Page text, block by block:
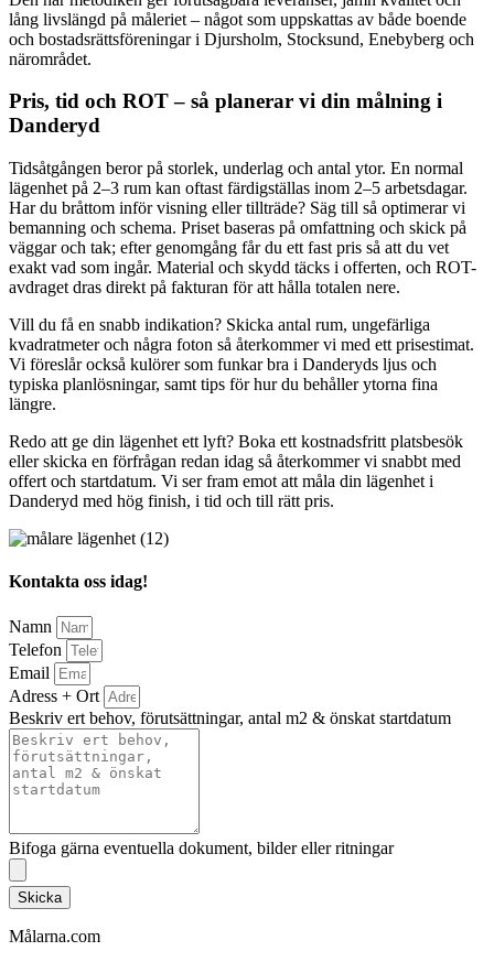
lång livslängd på måleriet – något som uppskattas av både boende
och bostadsrättsföreningar i Djursholm, Stocksund, Enebyberg och
närområdet.
Pris, tid och ROT – så planerar vi din målning i
Danderyd
Tidsåtgången beror på storlek, underlag och antal ytor. En normal
lägenhet på 2–3 rum kan oftast färdigställas inom 2–5 arbetsdagar.
Har du bråttom inför visning eller tillträde? Säg till så optimerar vi
bemanning och schema. Priset baseras på omfattning och skick på
väggar och tak; efter genomgång får du ett fast pris så att du vet
exakt vad som ingår. Material och skydd täcks i offerten, och ROT-
avdraget dras direkt på fakturan för att hålla totalen nere.
Vill du få en snabb indikation? Skicka antal rum, ungefärliga
kvadratmeter och några foton så återkommer vi med ett prisestimat.
Vi föreslår också kulörer som funkar bra i Danderyds ljus och
typiska planlösningar, samt tips för hur du behåller ytorna fina
längre.
Redo att ge din lägenhet ett lyft? Boka ett kostnadsfritt platsbesök
eller skicka en förfrågan redan idag så återkommer vi snabbt med
offert och startdatum. Vi ser fram emot att måla din lägenhet i
Danderyd med hög finish, i tid och till rätt pris.
Kontakta oss idag!
Namn
Telefon
Email
Adress + Ort
Beskriv ert behov, förutsättningar, antal m2 & önskat startdatum
Bifoga gärna eventuella dokument, bilder eller ritningar
Skicka
Målarna.com